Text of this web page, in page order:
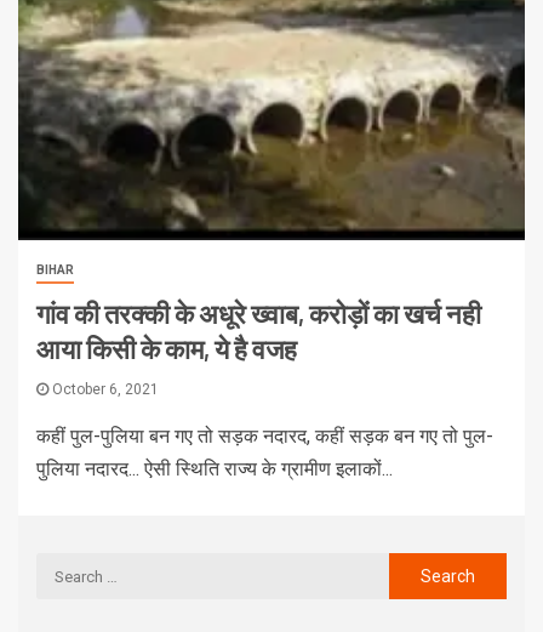
BIHAR
गांव की तरक्की के अधूरे ख्वाब, करोड़ों का खर्च नही
आया किसी के काम, ये है वजह
October 6, 2021
कहीं पुल-पुलिया बन गए तो सड़क नदारद, कहीं सड़क बन गए तो पुल-
पुलिया नदारद... ऐसी स्थिति राज्य के ग्रामीण इलाकों...